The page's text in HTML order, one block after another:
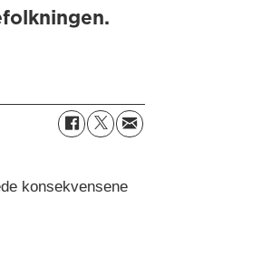
konsekvensene